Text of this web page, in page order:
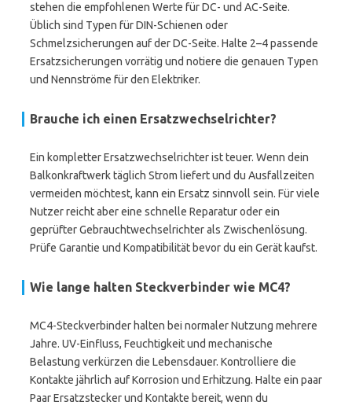
stehen die empfohlenen Werte für DC- und AC-Seite.
Üblich sind Typen für DIN-Schienen oder
Schmelzsicherungen auf der DC-Seite. Halte 2–4 passende
Ersatzsicherungen vorrätig und notiere die genauen Typen
und Nennströme für den Elektriker.
Brauche ich einen Ersatzwechselrichter?
Ein kompletter Ersatzwechselrichter ist teuer. Wenn dein
Balkonkraftwerk täglich Strom liefert und du Ausfallzeiten
vermeiden möchtest, kann ein Ersatz sinnvoll sein. Für viele
Nutzer reicht aber eine schnelle Reparatur oder ein
geprüfter Gebrauchtwechselrichter als Zwischenlösung.
Prüfe Garantie und Kompatibilität bevor du ein Gerät kaufst.
Wie lange halten Steckverbinder wie MC4?
MC4-Steckverbinder halten bei normaler Nutzung mehrere
Jahre. UV-Einfluss, Feuchtigkeit und mechanische
Belastung verkürzen die Lebensdauer. Kontrolliere die
Kontakte jährlich auf Korrosion und Erhitzung. Halte ein paar
Paar Ersatzstecker und Kontakte bereit, wenn du